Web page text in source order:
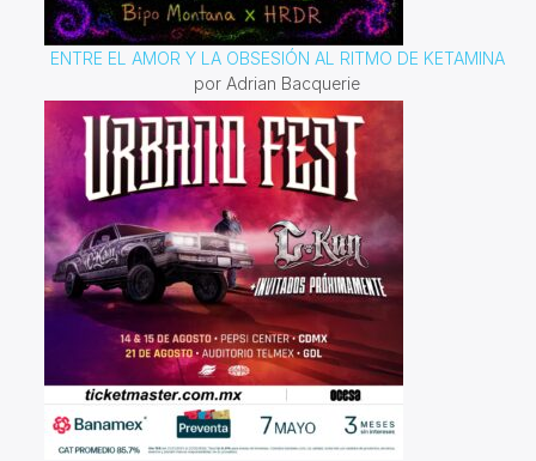
ENTRE EL AMOR Y LA OBSESIÓN AL RITMO DE KETAMINA
por Adrian Bacquerie